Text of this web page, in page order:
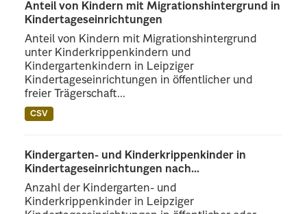
Anteil von Kindern mit Migrationshintergrund in
Kindertageseinrichtungen
Anteil von Kindern mit Migrationshintergrund
unter Kinderkrippenkindern und
Kindergartenkindern in Leipziger
Kindertageseinrichtungen in öffentlicher und
freier Trägerschaft...
CSV
Kindergarten- und Kinderkrippenkinder in
Kindertageseinrichtungen nach...
Anzahl der Kindergarten- und
Kinderkrippenkinder in Leipziger